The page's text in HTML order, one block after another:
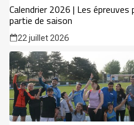
Calendrier 2026 | Les
partie de saison
22 juillet 2026